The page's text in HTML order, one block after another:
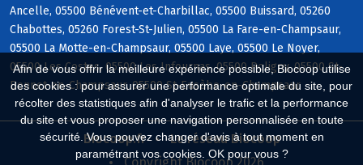
Afin de vous offrir la meilleure expérience possible, Biocoop utilise
des cookies : pour assurer une performance optimale du site, pour
récolter des statistiques afin d'analyser le trafic et la performance
du site et vous proposer une navigation personnalisée en toute
sécurité. Vous pouvez changer d'avis à tout moment en
paramétrant vos cookies. OK pour vous ?
Ancelle, 05500 Bénévent-et-Charbillac, 05500 Buissard, 05260
Chabottes, 05260 Forest-St-Julien, 05500 La Fare-en-Champsaur,
05500 La Motte-en-Champsaur, 05500 Laye, 05500 Le Noyer,
05500 Les Costes, 05500 Les Infournas, 05500 Poligny, 05500 St-
Bonnet-en-Champsaur, 05500 St-Eusèbe-en-Champsaur
Biocoop.fr
Le réseau Biocoop